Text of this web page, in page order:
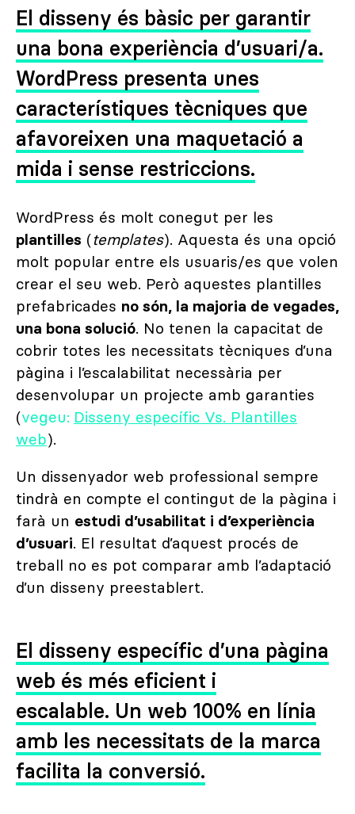
El disseny és bàsic per garantir
una bona experiència d’usuari/a.
WordPress presenta unes
característiques tècniques que
afavoreixen una maquetació a
mida i sense restriccions.
WordPress és molt conegut per les
plantilles ( templates). Aquesta és una opció
molt popular entre els usuaris/es que volen
crear el seu web. Però aquestes plantilles
prefabricades no són, la majoria de vegades,
una bona solució. No tenen la capacitat de
cobrir totes les necessitats tècniques d’una
pàgina i l’escalabilitat necessària per
desenvolupar un projecte amb garanties
(vegeu: Disseny específic Vs. Plantilles
web ).
Un dissenyador web professional sempre
tindrà en compte el contingut de la pàgina i
farà un estudi d’usabilitat i d’experiència
d’usuari. El resultat d’aquest procés de
treball no es pot comparar amb l’adaptació
d’un disseny preestablert.
El disseny específic d’una pàgina
web és més eficient i
escalable. Un web 100% en línia
amb les necessitats de la marca
facilita la conversió.